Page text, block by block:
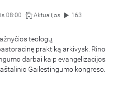
08:00 Aktualijos 163
teologų,
praktiką arkivysk. Rino
darbai kaip evangelizacijos
Gailestingumo kongreso.